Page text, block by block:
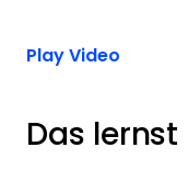
Play Video
Das lernst